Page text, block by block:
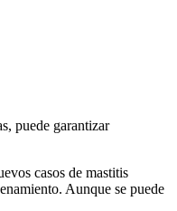
puede garantizar
casos de mastitis
Aunque se puede